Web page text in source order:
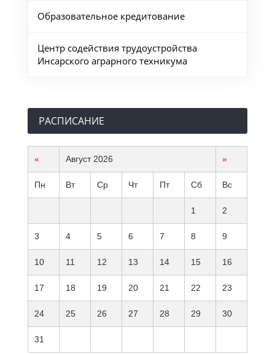
Образовательное кредитование
Центр содействия трудоустройства
Инсарского аграрного техникума
РАСПИСАНИЕ
« Август 2026 »
Пн Вт Ср Чт Пт Сб Вс
1 2
3 4 5 6 7 8 9
10 11 12 13 14 15 16
17 18 19 20 21 22 23
24 25 26 27 28 29 30
31